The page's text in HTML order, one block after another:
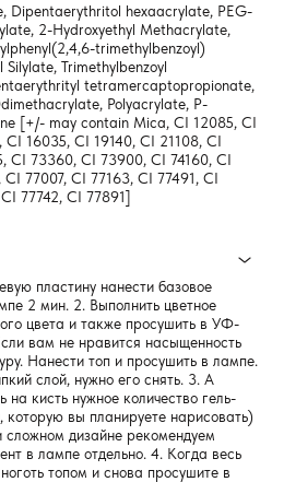
Dipentaerythritol hexaacrylate, PEG-
2-Hydroxyethyl Methacrylate,
trimethylbenzoyl)
Trimethylbenzoyl
tetramercaptopropionate,
Polyacrylate, P-
[+/- may contain Mica, CI 12085, CI
16035, CI 19140, CI 21108, CI
CI 73360, CI 73900, CI 74160, CI
77007, CI 77163, CI 77491, CI
77742, CI 77891]
пластину нанести базовое
2 мин. 2. Выполнить цветное
цвета и также просушить в УФ-
вам не нравится насыщенность
Нанести топ и просушить в лампе.
слой, нужно его снять. 3. А
на кисть нужное количество гель-
которую вы планируете нарисовать)
сложном дизайне рекомендуем
в лампе отдельно. 4. Когда весь
топом и снова просушите в